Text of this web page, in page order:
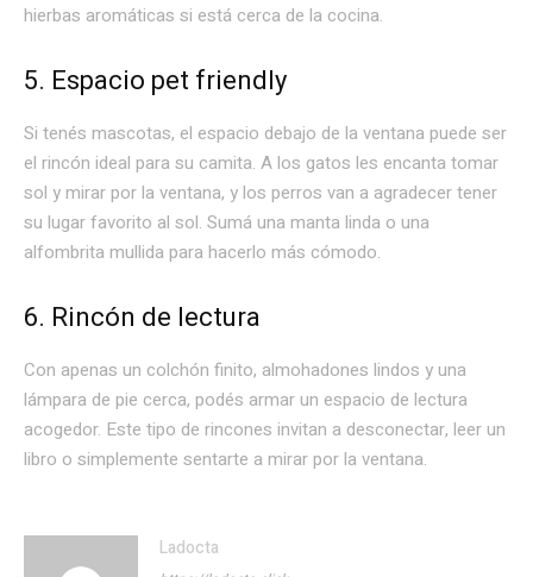
hierbas aromáticas si está cerca de la cocina.
5. Espacio pet friendly
Si tenés mascotas, el espacio debajo de la ventana puede ser
el rincón ideal para su camita. A los gatos les encanta tomar
sol y mirar por la ventana, y los perros van a agradecer tener
su lugar favorito al sol. Sumá una manta linda o una
alfombrita mullida para hacerlo más cómodo.
6. Rincón de lectura
Con apenas un colchón finito, almohadones lindos y una
lámpara de pie cerca, podés armar un espacio de lectura
acogedor. Este tipo de rincones invitan a desconectar, leer un
libro o simplemente sentarte a mirar por la ventana.
Ladocta